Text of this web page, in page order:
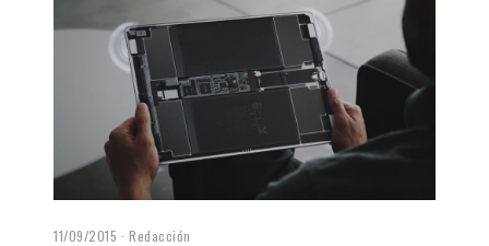
11/09/2015 Redacción